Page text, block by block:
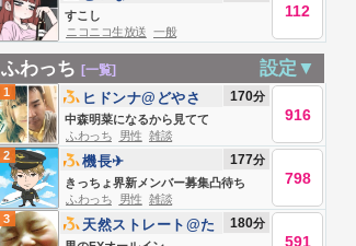
すこし 112
ニコニコ生放送 一般
ふわっち [一覧] 設定▼
1
中森明菜になるから見てて
ヒドンナ@どやさ 170分
916
ふわっち 男性 雑談
2
きっちょ界新メンバー募集凸待ち
機長✈︎ 177分
798
ふわっち 男性 雑談
3
天然ストレート@た
180分
591